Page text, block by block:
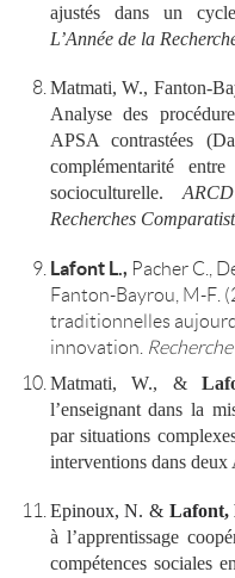
ajustés dans un
L’Année de la
Matmati, W., Fanton-
Analyse des
APSA contrastées
complémentarité
socioculturelle.
Recherches
Lafont L., Pacher C.,
Fanton-Bayrou, M-F.
traditionnelles
innovation.
Matmati, W., &
l’enseignant dans la
par situations
interventions dans
Epinoux, N. & Lafont,
à l’apprentissage
compétences sociales